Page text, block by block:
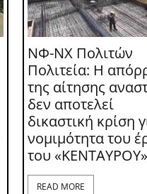
ΝΦ-ΝΧ Πολιτών
Πολιτεία: Η
της αίτησης
δεν αποτελεί
δικαστική κρίση
νομιμότητα του
του
READ MORE